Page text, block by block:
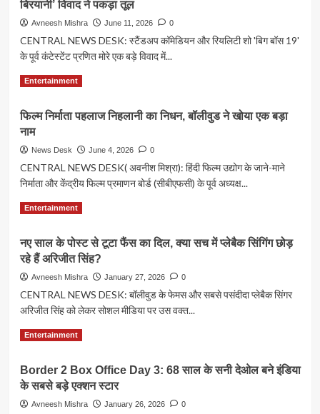
रही
उनकी
‘दूल्हे’
टोटल
प्रॉपटी
चर्चा!
के
बेताज
अक्षय
कुमार!
साल
हंसा
अब
‘वेलकम
टू
जंगल’
करेंगे
धमाकेदार
वापसी
बिरयानी’ विवाद ने पकड़ा तूल
Avneesh Mishra June 11, 2026 0
CENTRAL NEWS DESK: स्टैंडअप कॉमेडियन और रियलिटी शो 'बिग बॉस 19'
के पूर्व कंटेस्टेंट प्रणित मोरे एक बड़े विवाद में...
Read MoreRead
more
स्टैंडअप
प्रणित
पर
एफआईआर
‘370
की
बिरयानी’
ने
पकड़ा
तूल
Entertainment
फिल्म निर्माता पहलाज निहलानी का निधन, बॉलीवुड ने खोया एक बड़ा
नाम
News Desk June 4, 2026 0
CENTRAL NEWS DESK( अवनीश मिश्रा): हिंदी फिल्म उद्योग के जाने-माने
निर्माता और केंद्रीय फिल्म प्रमाणन बोर्ड (सीबीएफसी) के पूर्व अध्यक्ष...
Read MoreRead
more
फिल्म
निर्माता
पहलाज
का
निधन,
ने
एक
बड़ा
नाम
Entertainment
नए साल के पोस्ट से टूटा फैंस का दिल, क्या सच में प्लेबैक सिंगिंग छोड़
रहे हैं अरिजीत सिंह?
Avneesh Mishra January 27, 2026 0
CENTRAL NEWS DESK: बॉलीवुड के फेमस और सबसे पसंदीदा प्लेबैक सिंगर
अरिजीत सिंह को लेकर सोशल मीडिया पर उस वक्त...
Read MoreRead
more
नए
साल
के
Entertainment
Border 2 Box Office Day 3: 68 साल के सनी देओल बने इंडिया
के सबसे बड़े एक्शन स्टार
Avneesh Mishra January 26, 2026 0